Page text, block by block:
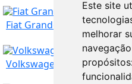
Este site
melhorar
Fiat Grande Punto 1.2 2006
Volkswagen com